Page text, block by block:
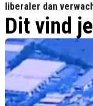
liberaler dan
Dit vind